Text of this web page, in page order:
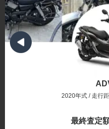
2020年式 / 走行
最終査定